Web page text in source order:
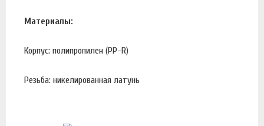
Материалы:
Корпус: полипропилен (PP-R)
Резьба: никелированная латунь